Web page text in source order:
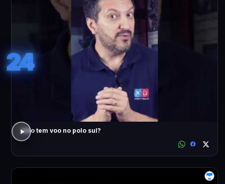
24
Não tem voo no polo sul?